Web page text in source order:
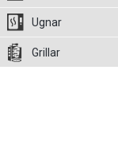
Ugnar
Grillar